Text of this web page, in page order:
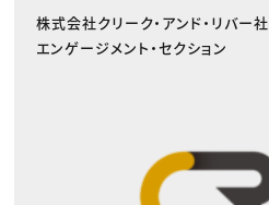
株式会社クリーク・アンド・リバー社
エンゲージメント・セクション